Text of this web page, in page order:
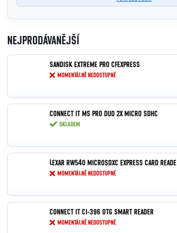
NEJPRODÁVANĚJŠÍ
SANDISK EXTREME PRO CFEXPRESS
MOMENTÁLNĚ NEDOSTUPNÉ
CONNECT IT MS PRO DUO 2X MICRO SDHC
SKLADEM
LEXAR RW540 MICROSDXC EXPRESS CARD READE
MOMENTÁLNĚ NEDOSTUPNÉ
CONNECT IT CI-396 OTG SMART READER
MOMENTÁLNĚ NEDOSTUPNÉ